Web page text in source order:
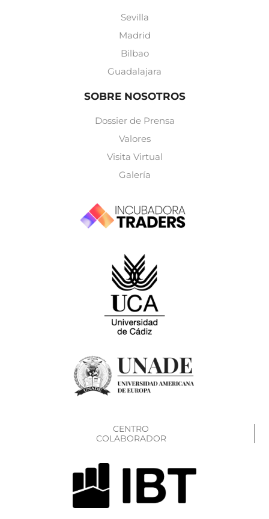
Sevilla
Madrid
Bilbao
Guadalajara
SOBRE NOSOTROS
Dossier de Prensa
Valores
Visita Virtual
Galería
CENTRO
COLABORADOR